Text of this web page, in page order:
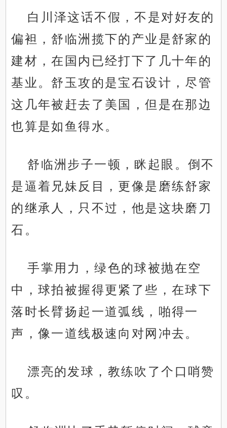
白川泽这话不假，不是对好友的
偏袒，舒临洲揽下的产业是舒家的
建材，在国内已经打下了几十年的
基业。舒玉攻的是宝石设计，尽管
这几年被赶去了美国，但是在那边
也算是如鱼得水。
舒临洲步子一顿，眯起眼。倒不
是逼着兄妹反目，更像是磨练舒家
的继承人，只不过，他是这块磨刀
石。
手掌用力，绿色的球被抛在空
中，球拍被握得更紧了些，在球下
落时长臂扬起一道弧线，啪得一
声，像一道线极速向对网冲去。
漂亮的发球，教练吹了个口哨赞
叹。